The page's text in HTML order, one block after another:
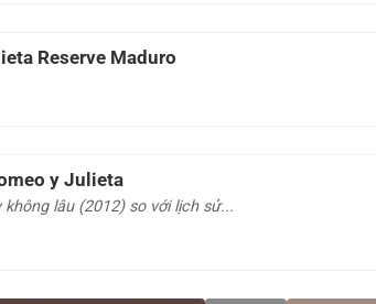
Reserve Maduro
y Julieta
lâu (2012) so với lịch sử...